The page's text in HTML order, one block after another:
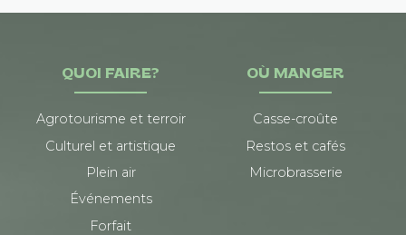
QUOI FAIRE?
Agrotourisme et terroir
Culturel et artistique
Plein air
Événements
Forfait
OÙ MANGER
Casse-croûte
Restos et cafés
Microbrasserie